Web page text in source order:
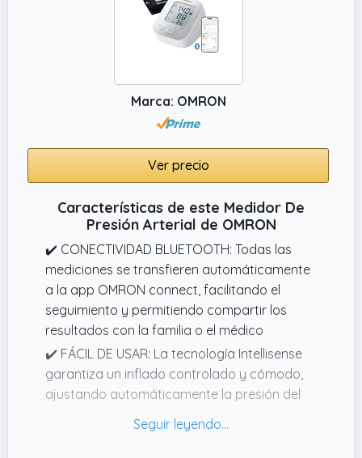
cabo décadas de investigación exhaustiva.
Gracias a sensores avanzados y algoritmos
mejor a diversas personas y proporciona
resultados de medición de altísima precisión
Marca: OMRON
Ver precio
Características de este Medidor De
Presión Arterial de OMRON
✔️ CONECTIVIDAD BLUETOOTH: Todas las
mediciones se transfieren automáticamente
a la app OMRON connect, facilitando el
seguimiento y permitiendo compartir los
resultados con la familia o el médico
✔️ FÁCIL DE USAR: La tecnología Intellisense
garantiza un inflado controlado y cómodo,
ajustando automáticamente la presión del
molestias y lograr mayor precisión